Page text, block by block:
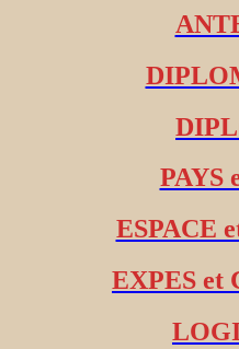
PAYS
ESPACE
EXPES et